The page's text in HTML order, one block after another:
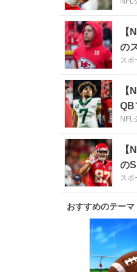
【
の
ス
【
QB
NFL
【
の
ス
おすすめのテーマ